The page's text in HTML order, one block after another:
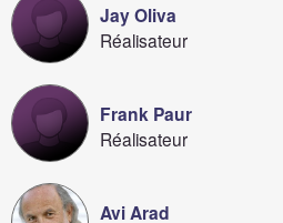
Jay Oliva
Réalisateur
Frank Paur
Réalisateur
Avi Arad